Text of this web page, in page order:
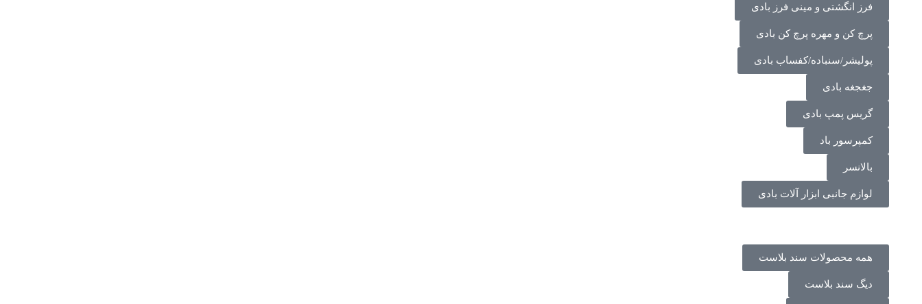
فرز انگشتی و مینی فرز بادی
پرچ کن و مهره پرچ کن بادی
پولیشر/سنباده/کفساب بادی
جغجغه بادی
گریس پمپ بادی
کمپرسور باد
بالانسر
لوازم جانبی ابزار آلات بادی
همه محصولات سند بلاست
دیگ سند بلاست